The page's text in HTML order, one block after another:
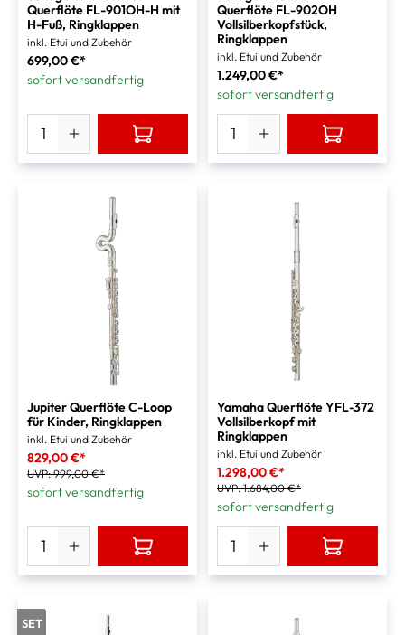
Querflöte FL-901OH-H mit
H-Fuß, Ringklappen
inkl. Etui und Zubehör
699,00 €*
sofort versandfertig
Querflöte FL-902OH
Vollsilberkopfstück,
Ringklappen
inkl. Etui und Zubehör
1.249,00 €*
sofort versandfertig
Jupiter Querflöte C-Loop
für Kinder, Ringklappen
inkl. Etui und Zubehör
829,00 €*
UVP:999,00 €*
sofort versandfertig
Yamaha Querflöte YFL-372
Vollsilberkopf mit
Ringklappen
inkl. Etui und Zubehör
1.298,00 €*
UVP:1.684,00 €*
sofort versandfertig
SET